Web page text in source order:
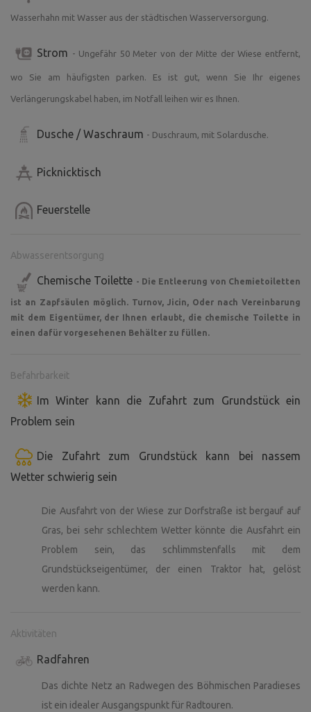
Wasserhahn mit Wasser aus der städtischen Wasserversorgung.
Strom - Ungefähr 50 Meter von der Mitte der Wiese entfernt,
wo Sie am häufigsten parken. Es ist gut, wenn Sie Ihr eigenes
Verlängerungskabel haben, im Notfall leihen wir es Ihnen.
Dusche / Waschraum - Duschraum, mit Solardusche.
Picknicktisch
Feuerstelle
Abwasserentsorgung
Chemische Toilette - Die Entleerung von Chemietoiletten
ist an Zapfsäulen möglich. Turnov, Jicin, Oder nach Vereinbarung
mit dem Eigentümer, der Ihnen erlaubt, die chemische Toilette in
einen dafür vorgesehenen Behälter zu füllen.
Befahrbarkeit
Im Winter kann die Zufahrt zum Grundstück ein
Problem sein
Die Zufahrt zum Grundstück kann bei nassem
Wetter schwierig sein
Die Ausfahrt von der Wiese zur Dorfstraße ist bergauf auf
Gras, bei sehr schlechtem Wetter könnte die Ausfahrt ein
Problem sein, das schlimmstenfalls mit dem
Grundstückseigentümer, der einen Traktor hat, gelöst
werden kann.
Aktivitäten
Radfahren
Das dichte Netz an Radwegen des Böhmischen Paradieses
ist ein idealer Ausgangspunkt für Radtouren.